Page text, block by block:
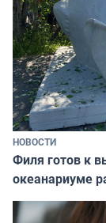
НОВОСТИ
Филя готов к
океанариуме